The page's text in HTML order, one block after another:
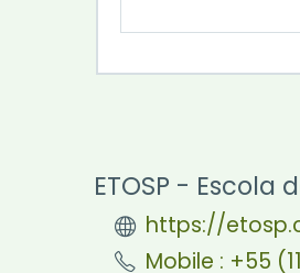
ETOSP - Escola
https://
Mobile : +55